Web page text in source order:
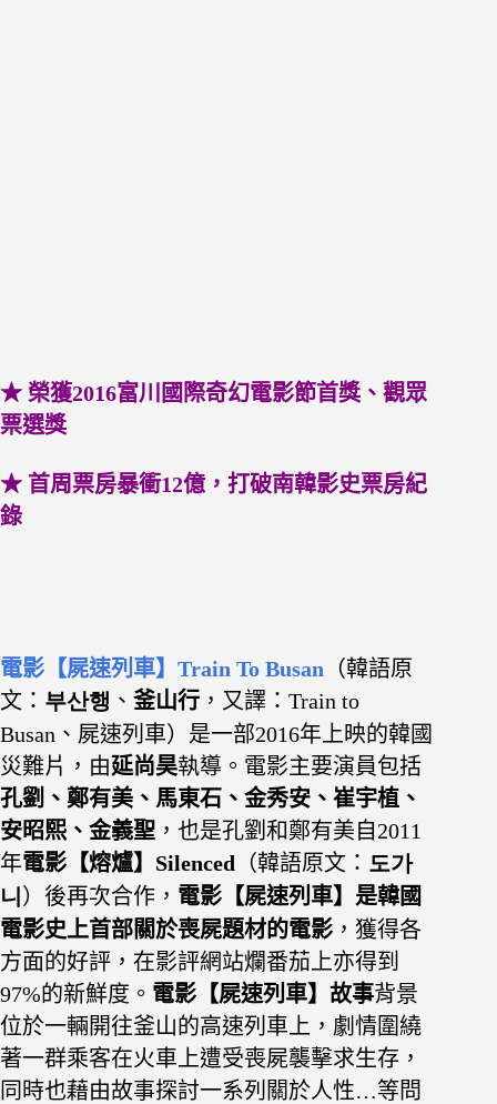
★ 榮獲2016富川國際奇幻電影節首獎、觀眾
票選獎
★ 首周票房暴衝12億，打破南韓影史票房紀
錄
電影【屍速列車】 Train To Busan （韓語原
文： 부산행 、 釜山行 ，又譯：Train to
Busan、屍速列車）是一部2016年上映的韓國
災難片，由延尚昊執導。電影主要演員包括
孔劉、鄭有美、馬東石、金秀安、崔宇植、
安昭熙、金義聖 ，也是孔劉和鄭有美自2011
年電影【熔爐】 Silenced （韓語原文： 도가
니 ） 後再次合作， 電影【屍速列車】是韓國
電影史上首部關於喪屍題材的電影 ，獲得各
方面的好評，在影評網站爛番茄上亦得到
97%的新鮮度。 電影【屍速列車】故事背景
位於一輛開往釜山的高速列車上，劇情圍繞
著一群乘客在火車上遭受喪屍襲擊求生存，
同時也藉由故事探討一系列關於人性…等問